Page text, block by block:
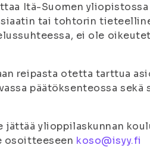
Itä-Suomen
tai tohtorin
ei ole
reipasta otetta tarttua
päätöksenteossa
jättää ylioppilaskunnan
osoitteeseen koso@isyy.fi